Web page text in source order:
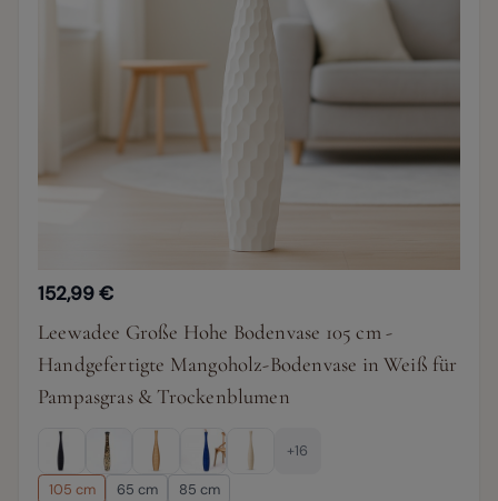
152,99 €
Leewadee Große Hohe Bodenvase 105 cm -
Handgefertigte Mangoholz-Bodenvase in Weiß für
Pampasgras & Trockenblumen
+16
105 cm 65 cm 85 cm